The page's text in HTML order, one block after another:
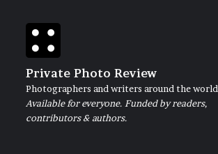
Private Photo Review
Photographers and writers around the
Available for everyone. Funded by readers,
contributors & authors.